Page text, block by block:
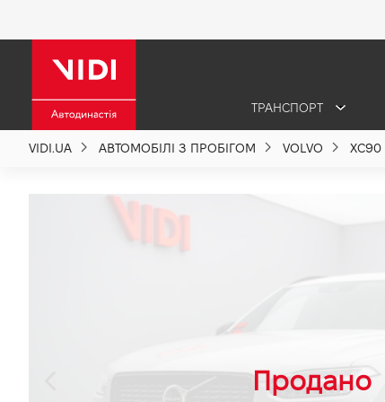
ТРАНСПОРТ
VIDI.UA АВТОМОБІЛІ З ПРОБІГОМ VOLVO XC90
Про компанію